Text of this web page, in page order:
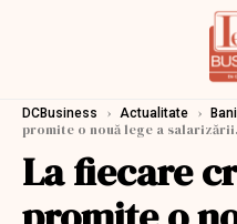
DCBusiness › Actualitate ›
promite o nouă lege a
La fiecare